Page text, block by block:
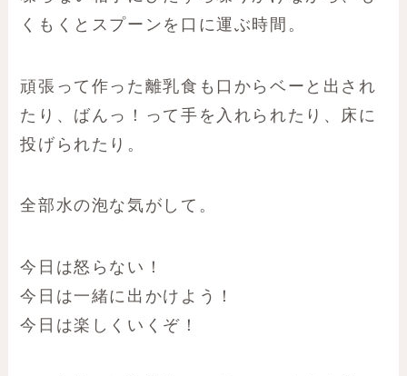
くもくとスプーンを口に運ぶ時間。
頑張って作った離乳食も口からベーと出され
たり、ばんっ！って手を入れられたり、床に
投げられたり。
全部水の泡な気がして。
今日は怒らない！
今日は一緒に出かけよう！
今日は楽しくいくぞ！